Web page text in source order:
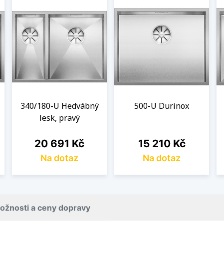
340/180-U Hedvábný
lesk, pravý
Cena
20 691 Kč
Na dotaz
500-U Durinox
Cena
15 210 Kč
Na dotaz
a ceny dopravy